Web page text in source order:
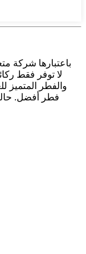
باعتبارها شركة
والفطر المتميز